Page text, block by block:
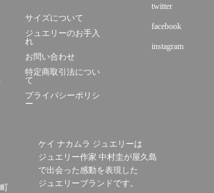
サイズについて
ジュエリーのお手入
れ
お問い合わせ
特定商取引法につい
て
プライバシーポリシ
ー
twitter
facebook
instagram
ケイ ナカムラ ジュエリーは
ジュエリー作家 中村圭が屋久島
で出会った感動を表現した
ジュエリーブランドです。